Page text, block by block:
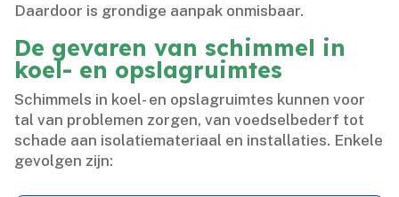
Daardoor is grondige aanpak onmisbaar.​
De gevaren van schimmel in
koel- en opslagruimtes
Schimmels in koel- en opslagruimtes kunnen voor
tal van problemen zorgen, van voedselbederf tot
schade aan isolatiemateriaal en installaties.​ Enkele
gevolgen zijn: